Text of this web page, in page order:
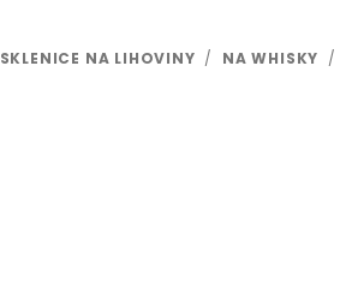
SKLENICE NA LIHOVINY / NA WHISKY /